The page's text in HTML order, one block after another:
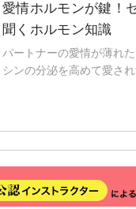
愛情ホルモンが鍵！
聞くホルモン知識
パートナーの愛情が薄れ
シンの分泌を高めて愛さ